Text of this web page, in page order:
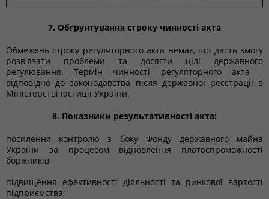
7. Обґрунтування строку чинності акта
Обмежень строку регуляторного акта немає, що дасть змогу
розв'язати проблеми та досягти цілі державного
регулювання. Термін чинності регуляторного акта -
відповідно до законодавства після державної реєстрації в
Міністерстві юстиції України.
8. Показники результативності акта:
посилення контролю з боку Фонду державного майна
України за процесом відновлення платоспроможності
боржників;
підвищення ефективності діяльності та ринкової вартості
підприємства;